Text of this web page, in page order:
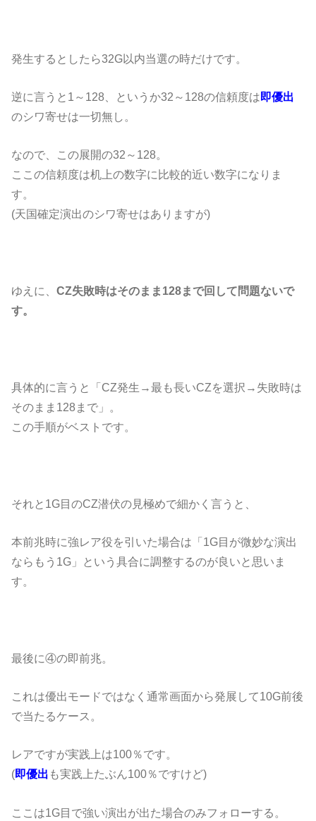
発生するとしたら32G以内当選の時だけです。
逆に言うと1～128、というか32～128の信頼度は即優出
のシワ寄せは一切無し。
なので、この展開の32～128。
ここの信頼度は机上の数字に比較的近い数字になりま
す。
(天国確定演出のシワ寄せはありますが)
ゆえに、CZ失敗時はそのまま128まで回して問題ないで
す。
具体的に言うと「CZ発生→最も長いCZを選択→失敗時は
そのまま128まで」。
この手順がベストです。
それと1G目のCZ潜伏の見極めで細かく言うと、
本前兆時に強レア役を引いた場合は「1G目が微妙な演出
ならもう1G」という具合に調整するのが良いと思いま
す。
最後に④の即前兆。
これは優出モードではなく通常画面から発展して10G前後
で当たるケース。
レアですが実践上は100％です。
(即優出 も実践上たぶん100％ですけど)
ここは1G目で強い演出が出た場合のみフォローする。